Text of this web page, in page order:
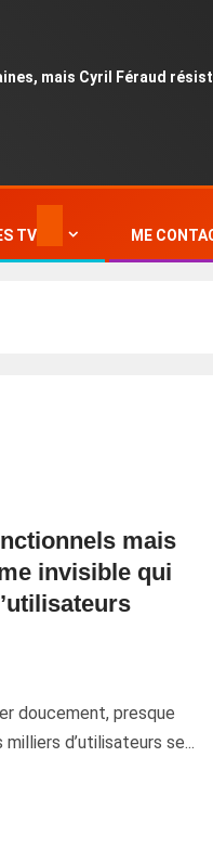
mais Cyril Féraud résiste
TV ME
mais
invisible qui
doucement, presque
d’utilisateurs se...